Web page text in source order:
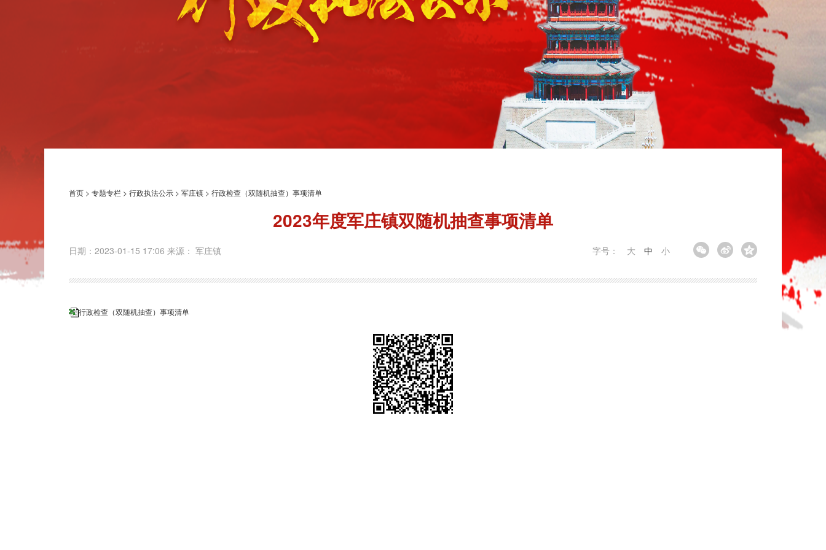
首页 >专题专栏 >行政执法公示 >军庄镇 >行政检查（双随机抽查）事项清单
2023年度军庄镇双随机抽查事项清单
日期：2023-01-15 17:06 来源： 军庄镇 字号： 大 中 小
行政检查（双随机抽查）事项清单